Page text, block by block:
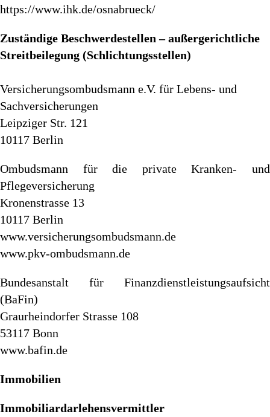
https://www.ihk.de/osnabrueck/
Zuständige Beschwerdestellen – außergerichtliche
Streitbeilegung (Schlichtungsstellen)
Versicherungsombudsmann e.V. für Lebens- und
Sachversicherungen
Leipziger Str. 121
10117 Berlin
Ombudsmann für die private Kranken- und
Pflegeversicherung
Kronenstrasse 13
10117 Berlin
www.versicherungsombudsmann.de
www.pkv-ombudsmann.de
Bundesanstalt für Finanzdienstleistungsaufsicht
(BaFin)
Graurheindorfer Strasse 108
53117 Bonn
www.bafin.de
Immobilien
Immobiliardarlehensvermittler